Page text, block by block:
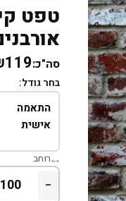
טפט
סה"כ:
בחר גודל:
התאמה
אישית
רוחב
−